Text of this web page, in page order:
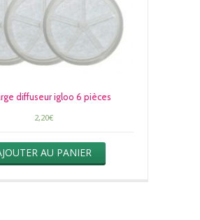
diffuseur igloo 6 pièces
2,20€
AU PANIER